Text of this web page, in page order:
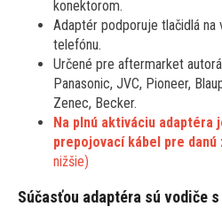
konektorom.
Adaptér podporuje tlačidlá na
telefónu.
Určené pre aftermarket
Panasonic, JVC, Pioneer,
Zenec, Becker.
Na plnú aktiváciu adaptéra
prepojovací kábel pre danú
nižšie)
Súčasťou adaptéra sú vodiče